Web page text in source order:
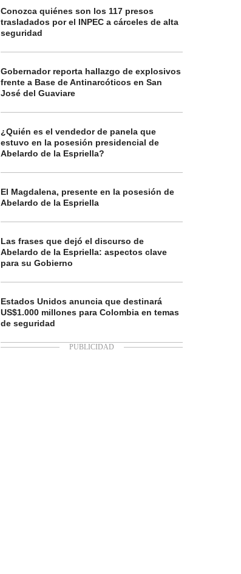
Conozca quiénes son los 117 presos
trasladados por el INPEC a cárceles de alta
seguridad
Gobernador reporta hallazgo de explosivos
frente a Base de Antinarcóticos en San
José del Guaviare
¿Quién es el vendedor de panela que
estuvo en la posesión presidencial de
Abelardo de la Espriella?
El Magdalena, presente en la posesión de
Abelardo de la Espriella
Las frases que dejó el discurso de
Abelardo de la Espriella: aspectos clave
para su Gobierno
Estados Unidos anuncia que destinará
US$1.000 millones para Colombia en temas
de seguridad